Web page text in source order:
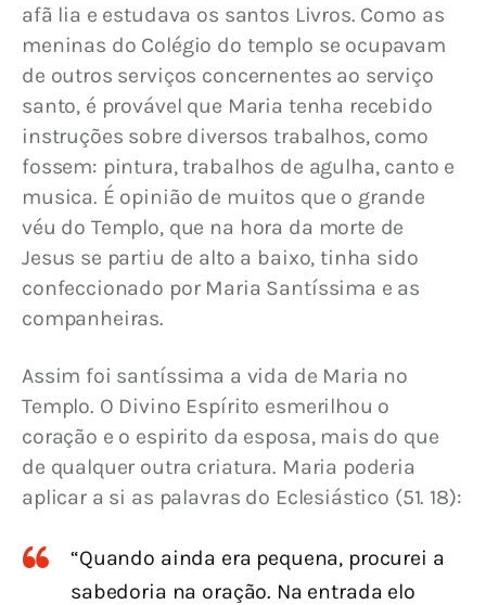
afã lia e estudava os santos Livros. Como as
meninas do Colégio do templo se ocupavam
de outros serviços concernentes ao serviço
santo, é provável que Maria tenha recebido
instruções sobre diversos trabalhos, como
fossem: pintura, trabalhos de agulha, canto e
musica. É opinião de muitos que o grande
véu do Templo, que na hora da morte de
Jesus se partiu de alto a baixo, tinha sido
confeccionado por Maria Santíssima e as
companheiras.
Assim foi santíssima a vida de Maria no
Templo. O Divino Espírito esmerilhou o
coração e o espirito da esposa, mais do que
de qualquer outra criatura. Maria poderia
aplicar a si as palavras do Eclesiástico (51. 18):
“Quando ainda era pequena, procurei a
sabedoria na oração. Na entrada elo